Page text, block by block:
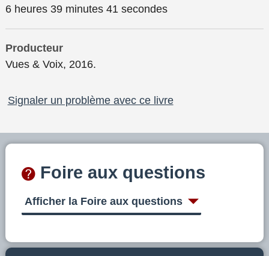
6 heures 39 minutes 41 secondes
Producteur
Vues & Voix, 2016.
Signaler un problème avec ce livre
Foire aux questions
Afficher la Foire aux questions